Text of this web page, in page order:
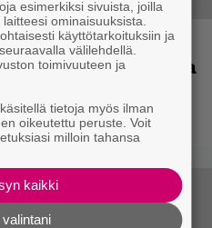
Madred ryydittää
kuvatulla
kusihädässä
esimerkiksi sivuista, joilla
ominaisuuksista.
käyttötarkoituksiin ja
välilehdellä.
toimivuuteen ja
tietoja myös ilman
oikeutettu peruste. Voit
milloin tahansa
kaikki